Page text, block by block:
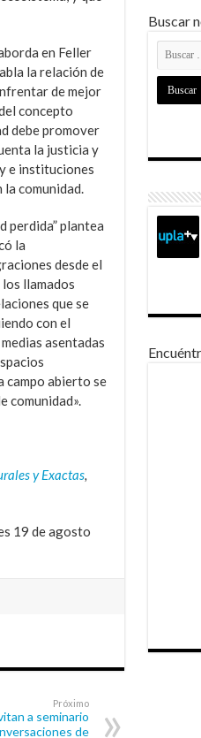
en Feller
la relación de
de mejor
concepto
debe promover
la justicia y
e instituciones
comunidad.
perdida” plantea
la
desde el
los llamados
que se
con el
asentadas
campo abierto se
comunidad».
y Exactas,
19 de agosto
Próximo
a seminario
de
Buscar